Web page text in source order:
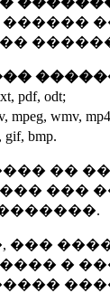
pdf, odt;
mpeg, wmv,
gif, bmp.
��
���
���
�